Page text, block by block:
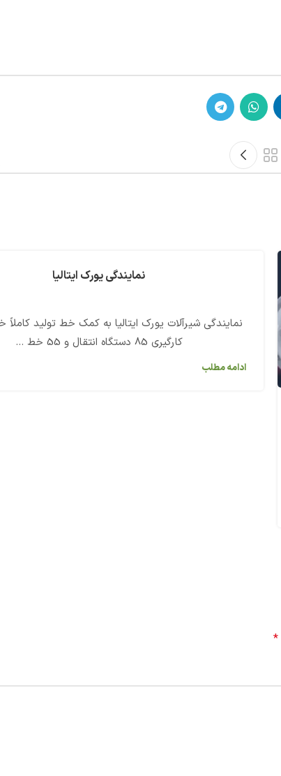
نمایندگی یورک ایتالیا
نمایندگی شیرآلات یورک ایتالیا به کمک خط تولید کاملاً
کارگیری 85 دستگاه انتقال و 55 خط ...
ادامه مطلب
*